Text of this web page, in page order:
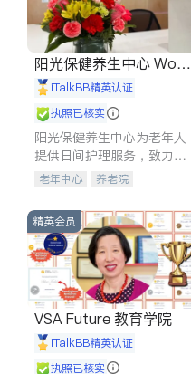
阳光保健养生中心 World
shine
iTalkBB精英认证
执照已核实
阳光保健养生中心为老年人
提供日间护理服务，致力于
通过持续的护理创新来有效
老年中心 养老院
精英会员
VSA Future 教育学院
iTalkBB精英认证
执照已核实